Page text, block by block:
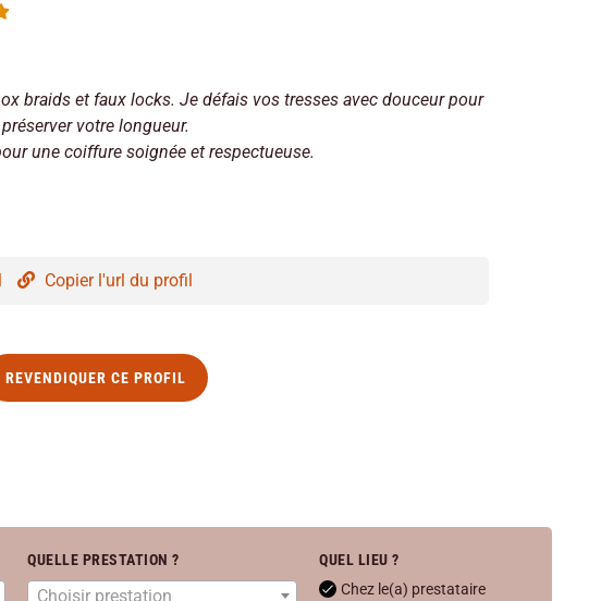
braids et faux locks. Je défais vos tresses avec douceur pour
préserver votre longueur.
une coiffure soignée et respectueuse.
Copier l'url du profil
REVENDIQUER CE PROFIL
QUELLE PRESTATION ?
Choisir prestation
QUEL LIEU ?
Chez le(a) prestataire